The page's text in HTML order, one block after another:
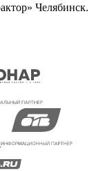
Челябинск.